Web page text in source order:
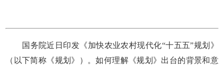
国务院近日印发《加快农业农村现代化“十五五”规划》
（以下简称《规划》）。如何理解《规划》出台的背景和意